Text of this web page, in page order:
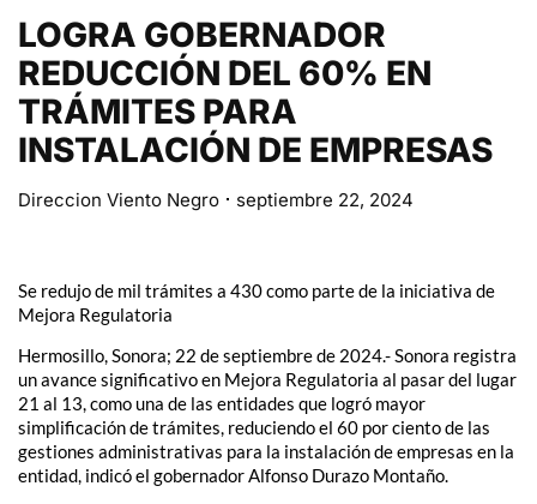
LOGRA GOBERNADOR
REDUCCIÓN DEL 60% EN
TRÁMITES PARA
INSTALACIÓN DE EMPRESAS
Direccion Viento Negro septiembre 22, 2024
Se redujo de mil trámites a 430 como parte de la iniciativa de
Mejora Regulatoria
Hermosillo, Sonora; 22 de septiembre de 2024.- Sonora registra
un avance significativo en Mejora Regulatoria al pasar del lugar
21 al 13, como una de las entidades que logró mayor
simplificación de trámites, reduciendo el 60 por ciento de las
gestiones administrativas para la instalación de empresas en la
entidad, indicó el gobernador Alfonso Durazo Montaño.